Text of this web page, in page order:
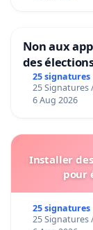
Non aux
des
25 signatures
25 Signatures
6 Aug 2026
Installer
pour
25 signatures
25 Signatures